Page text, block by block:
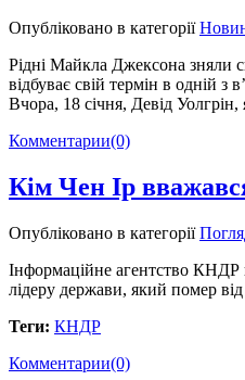
Опубліковано в категорії
Рідні Майкла Джексона зняли
відбуває свій термін в одній
Вчора, 18 січня, Девід
Комментарии(0)
Кім Чен Ір
Опубліковано в категорії
Інформаційне агентство КНДР
лідеру держави, який помер
Теги: КНДР
Комментарии(0)